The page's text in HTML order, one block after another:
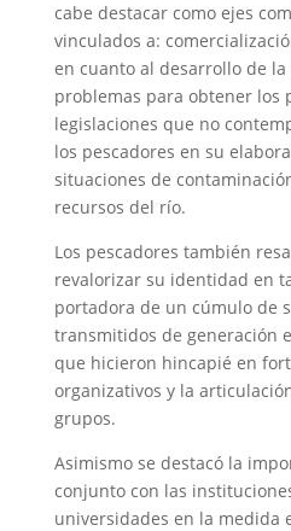
cabe destacar como ejes
vinculados a:
en cuanto al desarrollo de la
problemas para obtener los
legislaciones que no
los pescadores en su
situaciones de
recursos del río.
Los pescadores también
revalorizar su identidad en
portadora de un cúmulo de
transmitidos de generación
que hicieron hincapié en
organizativos y la
grupos.
Asimismo se destacó la
conjunto con las
universidades en la medida